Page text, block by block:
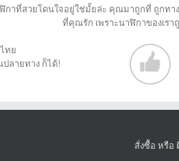
าที่สวยโดนใจอยู่ใช่มั้ยล่ะ คุณมาถูกที่ ถูกทาง
ที่คุณรัก เพราะนาฬิกาของเร
ทย
ปลายทาง ก็ได้!
สั่งซื้อ หรือ